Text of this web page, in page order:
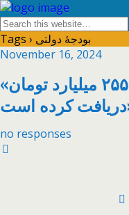
Tags › بودجهٔ دولتی
November 16, 2024
«کلینیک ترک بی‌حجابی» ۲۵۵ میلیارد تومان
no responses